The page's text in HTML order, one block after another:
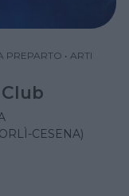
PREPARTO • ARTI
CESENA)